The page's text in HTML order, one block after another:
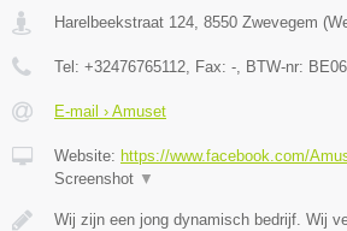
Harelbeekstraat 124, 8550 Zwevegem (
Tel: +32476765112, Fax: -, BTW-nr:
E-mail › Amuset
Website: https://www.facebook.com/
Screenshot ▼
Wij zijn een jong dynamisch bedrijf. Wij